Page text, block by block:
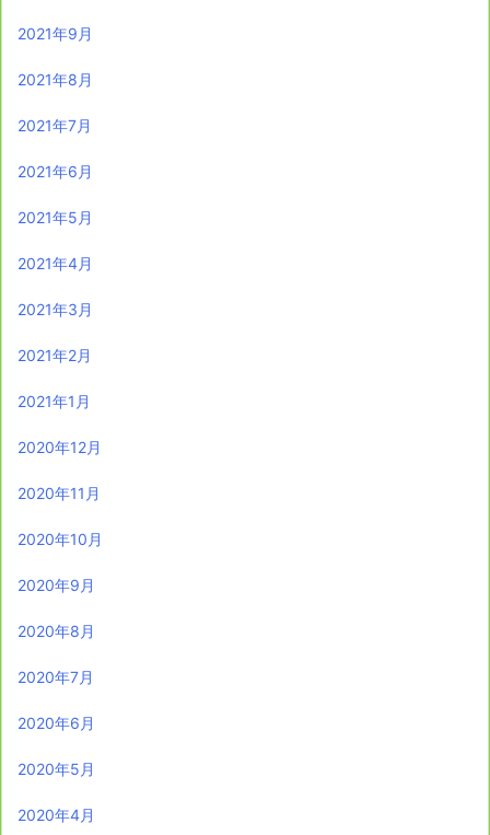
2021年9月
2021年8月
2021年7月
2021年6月
2021年5月
2021年4月
2021年3月
2021年2月
2021年1月
2020年12月
2020年11月
2020年10月
2020年9月
2020年8月
2020年7月
2020年6月
2020年5月
2020年4月